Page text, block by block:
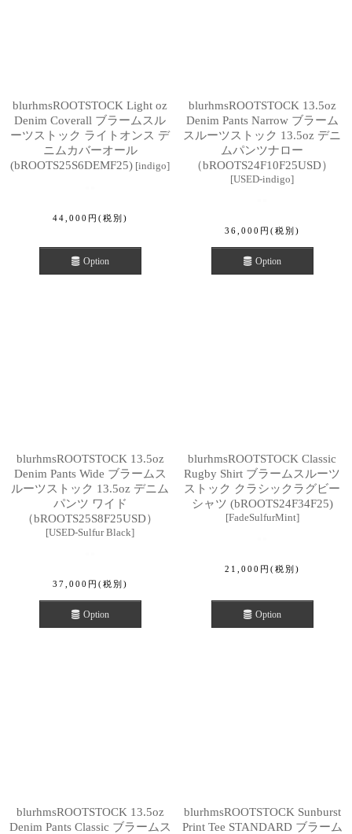
blurhmsROOTSTOCK Light oz
Denim Coverall ブラームスル
ーツストック ライトオンス デ
ニムカバーオール
(bROOTS25S6DEMF25) [indigo]
44,000 円 (税別)
Option
blurhmsROOTSTOCK 13.5oz
Denim Pants Narrow ブラーム
スルーツストック 13.5oz デニ
ムパンツナロー
（bROOTS24F10F25USD）
[USED-indigo]
36,000 円 (税別)
Option
blurhmsROOTSTOCK 13.5oz
Denim Pants Wide ブラームス
ルーツストック 13.5oz デニム
パンツ ワイド
（bROOTS25S8F25USD）
[USED-Sulfur Black]
37,000 円 (税別)
Option
blurhmsROOTSTOCK Classic
Rugby Shirt ブラームスルーツ
ストック クラシックラグビー
シャツ (bROOTS24F34F25)
[FadeSulfurMint]
21,000 円 (税別)
Option
blurhmsROOTSTOCK 13.5oz
Denim Pants Classic ブラームス
blurhmsROOTSTOCK Sunburst
Print Tee STANDARD ブラーム